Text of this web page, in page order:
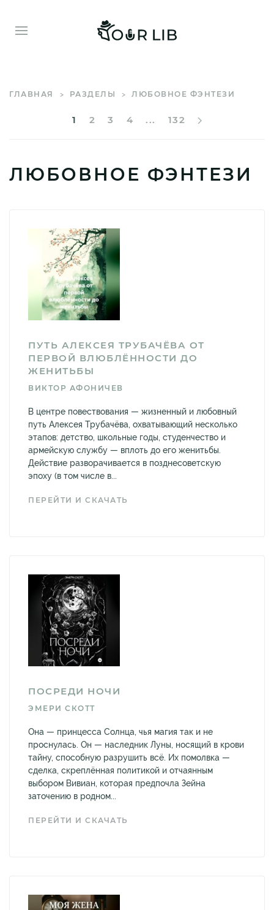
ГЛАВНАЯ РАЗДЕЛЫ ЛЮБОВНОЕ ФЭНТЕЗИ
1 2 3 4 ... 132
ЛЮБОВНОЕ ФЭНТЕЗИ
ПУТЬ АЛЕКСЕЯ ТРУБАЧЁВА ОТ
ПЕРВОЙ ВЛЮБЛЁННОСТИ ДО
ЖЕНИТЬБЫ
ВИКТОР АФОНИЧЕВ
В центре повествования — жизненный и любовный
путь Алексея Трубачёва, охватывающий несколько
этапов: детство, школьные годы, студенчество и
армейскую службу — вплоть до его женитьбы.
Действие разворачивается в позднесоветскую
эпоху (в том числе в...
ПЕРЕЙТИ И СКАЧАТЬ
ПОСРЕДИ НОЧИ
ЭМЕРИ СКОТТ
Она — принцесса Солнца, чья магия так и не
проснулась. Он — наследник Луны, носящий в крови
тайну, способную разрушить всё. Их помолвка —
сделка, скреплённая политикой и отчаянным
выбором Вивиан, которая предпочла Зейна
заточению в родном...
ПЕРЕЙТИ И СКАЧАТЬ